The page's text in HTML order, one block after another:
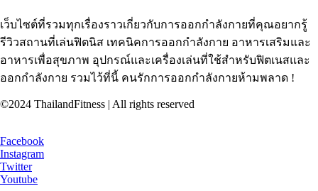
เว็บไซต์ที่รวมทุกเรื่องราวเกี่ยวกับการออกกำลังกายที่คุณอยากรู้
รีวิวสถานที่เล่นฟิตนิส เทคนิคการออกกำลังกาย อาหารเสริมและ
อาหารเพื่อสุขภาพ อุปกรณ์และเครื่องเล่นที่ใช้สำหรับฟิตเนสและ
ออกกำลังกาย รวมไว้ที่นี้ คนรักการออกกำลังกายห้ามพลาด !
©2024 ThailandFitness | All rights reserved
Facebook
Instagram
Twitter
Youtube